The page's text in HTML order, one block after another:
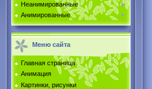
Неанимированные
Анимированные
Меню сайта
Главная страница
Анимация
Картинки, рисунки